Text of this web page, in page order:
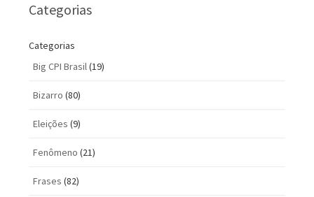
Categorias
Categorias
Big CPI Brasil(19)
Bizarro (80)
Eleições (9)
Fenômeno (21)
Frases (82)